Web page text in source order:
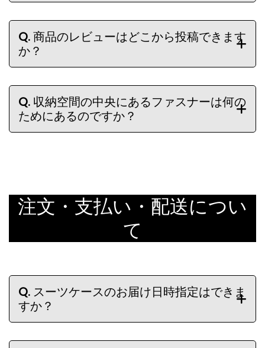
Q.商品のレビューはどこから投稿できます
か？
Q. 収納空間の中央にあるファスナーは何の
ためにあるのですか？
注文・支払い・配送につい
て
Q. スーツケースのお届け日時指定はできま
すか？